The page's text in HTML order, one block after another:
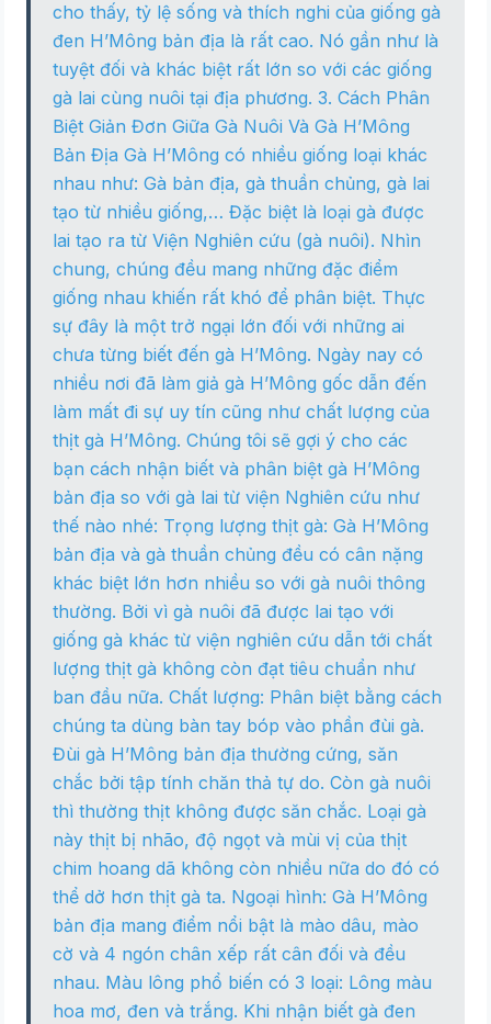
cho thấy, tỷ lệ sống và thích nghi của giống gà
đen H’Mông bản địa là rất cao. Nó gần như là
tuyệt đối và khác biệt rất lớn so với các giống
gà lai cùng nuôi tại địa phương. 3. Cách Phân
Biệt Giản Đơn Giữa Gà Nuôi Và Gà H’Mông
Bản Địa Gà H’Mông có nhiều giống loại khác
nhau như: Gà bản địa, gà thuần chủng, gà lai
tạo từ nhiều giống,… Đặc biệt là loại gà được
lai tạo ra từ Viện Nghiên cứu (gà nuôi). Nhìn
chung, chúng đều mang những đặc điểm
giống nhau khiến rất khó để phân biệt. Thực
sự đây là một trở ngại lớn đối với những ai
chưa từng biết đến gà H’Mông. Ngày nay có
nhiều nơi đã làm giả gà H’Mông gốc dẫn đến
làm mất đi sự uy tín cũng như chất lượng của
thịt gà H’Mông. Chúng tôi sẽ gợi ý cho các
bạn cách nhận biết và phân biệt gà H’Mông
bản địa so với gà lai từ viện Nghiên cứu như
thế nào nhé: Trọng lượng thịt gà: Gà H’Mông
bản địa và gà thuần chủng đều có cân nặng
khác biệt lớn hơn nhiều so với gà nuôi thông
thường. Bởi vì gà nuôi đã được lai tạo với
giống gà khác từ viện nghiên cứu dẫn tới chất
lượng thịt gà không còn đạt tiêu chuẩn như
ban đầu nữa. Chất lượng: Phân biệt bằng cách
chúng ta dùng bàn tay bóp vào phần đùi gà.
Đùi gà H’Mông bản địa thường cứng, săn
chắc bởi tập tính chăn thả tự do. Còn gà nuôi
thì thường thịt không được săn chắc. Loại gà
này thịt bị nhão, độ ngọt và mùi vị của thịt
chim hoang dã không còn nhiều nữa do đó có
thể dở hơn thịt gà ta. Ngoại hình: Gà H’Mông
bản địa mang điểm nổi bật là mào dâu, mào
cờ và 4 ngón chân xếp rất cân đối và đều
nhau. Màu lông phổ biến có 3 loại: Lông màu
hoa mơ, đen và trắng. Khi nhận biết gà đen